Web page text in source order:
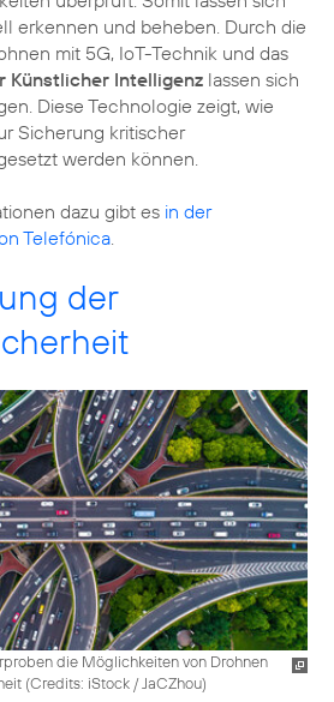
erkennen und beheben. Durch die
mit 5G, IoT-Technik und das
Künstlicher Intelligenz lassen sich
Diese Technologie zeigt, wie
Sicherung kritischer
werden können.
dazu gibt es in der
Telefónica.
der
die Möglichkeiten von Drohnen
(Credits: iStock / JaCZhou)